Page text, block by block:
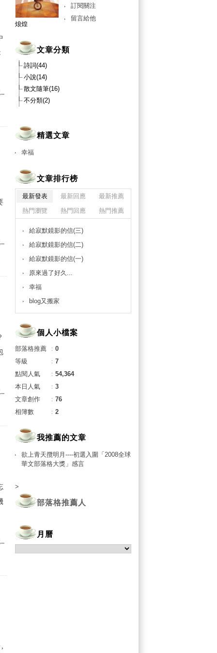
訂閱關注
留言給他
烺煌
文章分類
詩詞(44)
小說(14)
散文隨筆(16)
不分類(2)
精選文章
幸福
文章排行榜
最新發表 最新回應
最新推薦
熱門瀏覽
熱門回應 熱門推薦
給寂默鏡影的信(三)
給寂默鏡影的信(二)
給寂默鏡影的信(一)
原來過了好久...
幸福
blog又搬家
個人小檔案
部落格推薦 ： 0
等級
： 7
點閱人氣
： 54,364
本日人氣
： 3
文章創作
： 76
相簿數
： 2
我推薦的文章
欲上青天攬明月----初選入圍「2008全球
華文部落格大獎」感言
>
部落格推薦人
月曆